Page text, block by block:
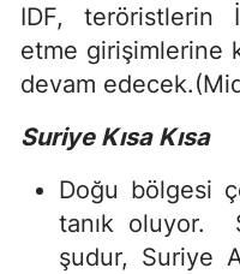
IDF, teröristlerin
etme girişimlerine
devam
Suriye Kısa Kısa
Doğu bölgesi
tanık oluyor.
şudur, Suriye